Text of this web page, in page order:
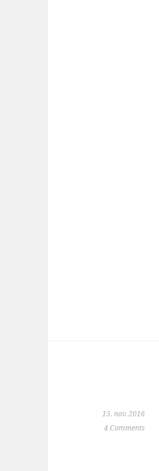
15. nov. 2016
4 Comments